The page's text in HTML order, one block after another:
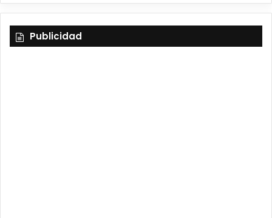
Publicidad